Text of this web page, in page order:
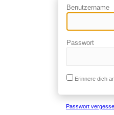
Benutzername
Passwort
Erinnere dich
Passwort